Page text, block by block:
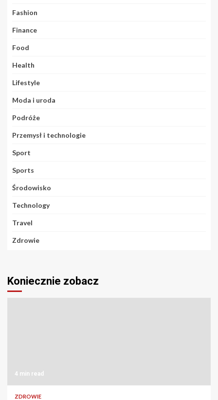
Fashion
Finance
Food
Health
Lifestyle
Moda i uroda
Podróże
Przemysł i technologie
Sport
Sports
Środowisko
Technology
Travel
Zdrowie
Koniecznie zobacz
4 min read
ZDROWIE